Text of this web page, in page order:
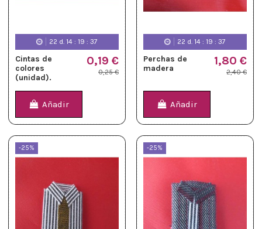
22d. 14: 19: 36
Cintas de
colores
(unidad).
0,19 €
0,25 €
Añadir
22d. 14: 19: 36
Perchas de
madera
1,80 €
2,40 €
Añadir
-25% -25%